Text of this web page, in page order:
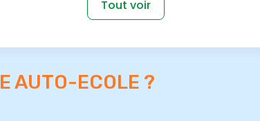
Tout voir
AUTO-ECOLE ?